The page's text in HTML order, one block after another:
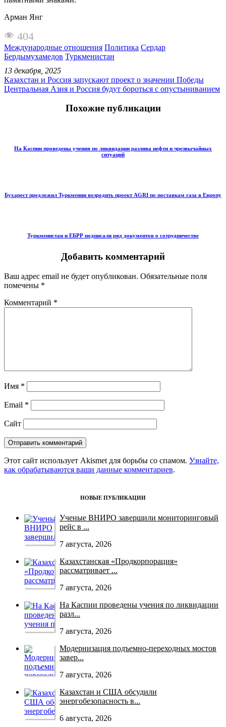
Арман Янг
404
Международные отношения Политика Сердар
Бердымухамедов Туркменистан
13 декабря, 2025
Казахстан и Россия запускают проект о значении Победы
Центральная Азия и Россия будут бороться с опустыниванием
Похожие публикации
На Каспии проведены учения по ликвидации разлива нефти и чрезвычайных
ситуаций
Бухарест предложил Туркмении возродить проект AGRI по поставкам газа в Европу
Туркменистан и ЕБРР подписали ряд документов о сотрудничестве
Добавить комментарий
Ваш адрес email не будет опубликован. Обязательные поля
помечены *
Комментарий *
Имя *
Email *
Сайт
Этот сайт использует Akismet для борьбы со спамом. Узнайте,
как обрабатываются ваши данные комментариев.
НОВЫЕ ПУБЛИКАЦИИ
Ученые ВНИРО завершили мониторинговый
рейс в ...
7 августа, 2026
Казахстанская «Продкорпорация»
рассматривает ...
7 августа, 2026
На Каспии проведены учения по ликвидации
разл...
7 августа, 2026
Модернизация подъемно-переходных мостов
завер...
7 августа, 2026
Казахстан и США обсудили
энергобезопасность в...
6 августа, 2026